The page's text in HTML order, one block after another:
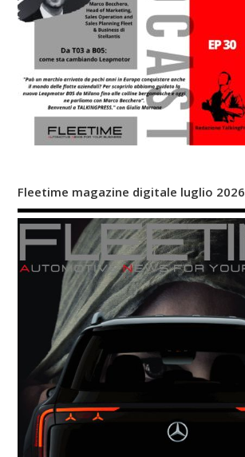
Fleetime magazine digitale luglio 2026